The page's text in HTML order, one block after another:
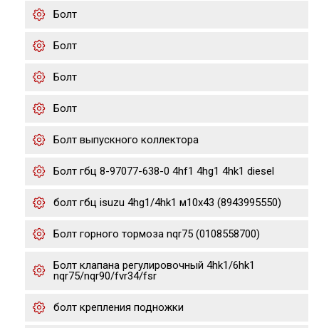
Болт
Болт
Болт
Болт
Болт выпускного коллектора
Болт гбц 8-97077-638-0 4hf1 4hg1 4hk1 diesel
болт гбц isuzu 4hg1/4hk1 м10х43 (8943995550)
Болт горного тормоза nqr75 (0108558700)
Болт клапана регулировочный 4hk1/6hk1
nqr75/nqr90/fvr34/fsr
болт крепления подножки